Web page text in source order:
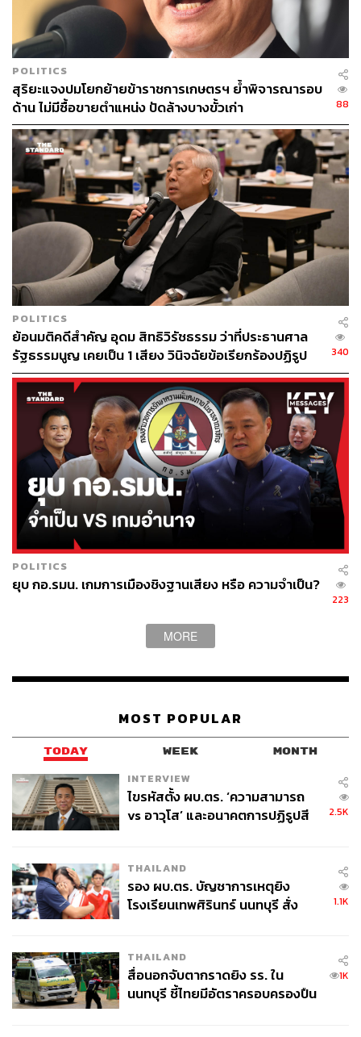
มารีญา กล่าวตอบนายกฯ ว่า ครอบครัวของตนเป็นครอบครัว
ที่ชอบรับประทานอาหาร แต่กินเท่าไรก็ไม่อ้วน ถือเป็นเรื่อง
ของความโชคดี
“ครอบครัวพวกเราไม่ชอบกิน แต่อ้วน ที่สำคัญแก่แล้วกิน
อะไรก็อ้วนไปหมด แต่ไม่ว่าจะอ้วนหรือผอมขอให้แข็งแรง”
พล.อ. ประยุทธ์ กล่าวติดตลก บรรยากาศเป็นไปอย่างชื่นมื่น
ทั้งนี้ภายหลังการเข้าพบนายกรัฐมนตรี มารีญาได้ออกมาให้
สัมภาษณ์กับสื่อมวลชน ว่า ก่อนเจอนายกฯ รู้สึกตื่นเต้นมาก
แต่พอเจอนายกฯ แล้วรู้สึกสบาย เพราะนายกฯ เป็นคนตลก
และเป็นตัวของตัวเอง
POLITICS
สุริยะแจงปมโยกย้ายข้าราชการเกษตรฯ ย้ำพิจารณารอบ
ด้าน ไม่มีซื้อขายตำแหน่ง ปัดล้างบางขั้วเก่า
88
POLITICS
ย้อนมติคดีสำคัญ อุดม สิทธิวิรัชธรรม ว่าที่ประธานศาล
รัฐธรรมนูญ เคยเป็น 1 เสียง วินิจฉัยข้อเรียกร้องปฏิรูป
สถาบันฯ ไม่เข้าข่ายล้มล้าง
340
POLITICS
ยุบ กอ.รมน. เกมการเมืองชิงฐานเสียง หรือ ความจำเป็น?
223
MORE
MOST POPULAR
TODAY WEEK MONTH
INTERVIEW
ไขรหัสตั้ง ผบ.ตร. ‘ความสามารถ
vs อาวุโส’ และอนาคตการปฏิรูปสี
2.5K
THAILAND
รอง ผบ.ตร. บัญชาการเหตุยิง
โรงเรียนเทพศิรินทร์ นนทบุรี สั่ง
1.1K
THAILAND
สื่อนอกจับตากราดยิง รร. ใน
นนทบุรี ชี้ไทยมีอัตราครอบครองปืน
1K